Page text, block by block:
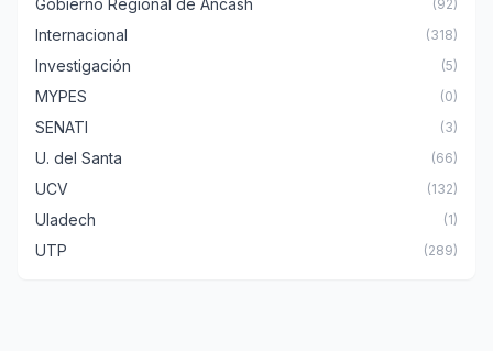
Gobierno Regional de Áncash (92)
Internacional (318)
Investigación (5)
MYPES (0)
SENATI (3)
U. del Santa (66)
UCV (132)
Uladech (1)
UTP (289)